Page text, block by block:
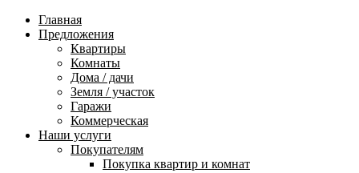
Главная
Предложения
Квартиры
Комнаты
Дома / дачи
Земля / участок
Гаражи
Коммерческая
Наши услуги
Покупателям
Покупка квартир и комнат